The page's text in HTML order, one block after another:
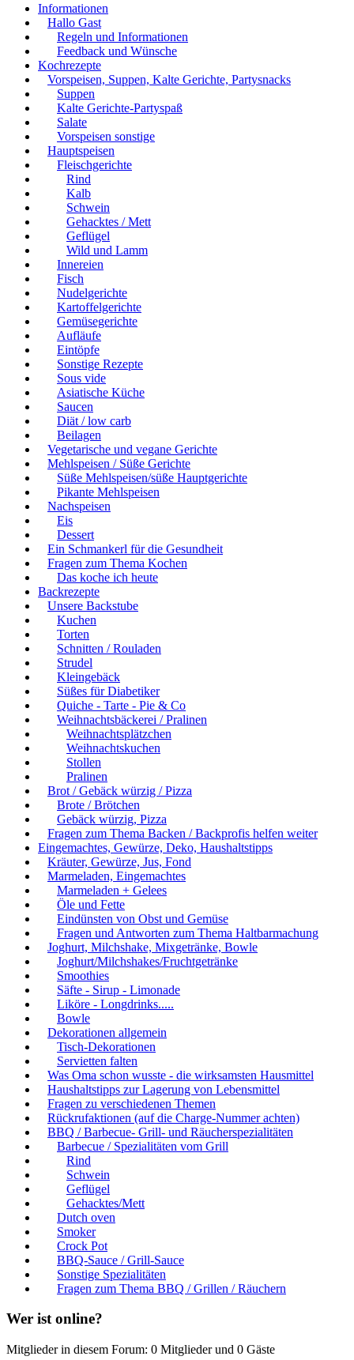
Informationen
Hallo Gast
Regeln und Informationen
Feedback und Wünsche
Kochrezepte
Vorspeisen, Suppen, Kalte Gerichte, Partysnacks
Suppen
Kalte Gerichte-Partyspaß
Salate
Vorspeisen sonstige
Hauptspeisen
Fleischgerichte
Rind
Kalb
Schwein
Gehacktes / Mett
Geflügel
Wild und Lamm
Innereien
Fisch
Nudelgerichte
Kartoffelgerichte
Gemüsegerichte
Aufläufe
Eintöpfe
Sonstige Rezepte
Sous vide
Asiatische Küche
Saucen
Diät / low carb
Beilagen
Vegetarische und vegane Gerichte
Mehlspeisen / Süße Gerichte
Süße Mehlspeisen/süße Hauptgerichte
Pikante Mehlspeisen
Nachspeisen
Eis
Dessert
Ein Schmankerl für die Gesundheit
Fragen zum Thema Kochen
Das koche ich heute
Backrezepte
Unsere Backstube
Kuchen
Torten
Schnitten / Rouladen
Strudel
Kleingebäck
Süßes für Diabetiker
Quiche - Tarte - Pie & Co
Weihnachtsbäckerei / Pralinen
Weihnachtsplätzchen
Weihnachtskuchen
Stollen
Pralinen
Brot / Gebäck würzig / Pizza
Brote / Brötchen
Gebäck würzig, Pizza
Fragen zum Thema Backen / Backprofis helfen weiter
Eingemachtes, Gewürze, Deko, Haushaltstipps
Kräuter, Gewürze, Jus, Fond
Marmeladen, Eingemachtes
Marmeladen + Gelees
Öle und Fette
Eindünsten von Obst und Gemüse
Fragen und Antworten zum Thema Haltbarmachung
Joghurt, Milchshake, Mixgetränke, Bowle
Joghurt/Milchshakes/Fruchtgetränke
Smoothies
Säfte - Sirup - Limonade
Liköre - Longdrinks.....
Bowle
Dekorationen allgemein
Tisch-Dekorationen
Servietten falten
Was Oma schon wusste - die wirksamsten Hausmittel
Haushaltstipps zur Lagerung von Lebensmittel
Fragen zu verschiedenen Themen
Rückrufaktionen (auf die Charge-Nummer achten)
BBQ / Barbecue- Grill- und Räucherspezialitäten
Barbecue / Spezialitäten vom Grill
Rind
Schwein
Geflügel
Gehacktes/Mett
Dutch oven
Smoker
Crock Pot
BBQ-Sauce / Grill-Sauce
Sonstige Spezialitäten
Fragen zum Thema BBQ / Grillen / Räuchern
Wer ist online?
Mitglieder in diesem Forum: 0 Mitglieder und 0 Gäste